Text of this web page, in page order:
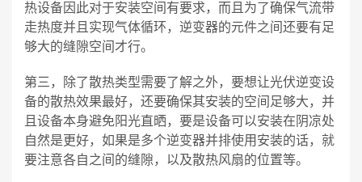
热设备因此对于安装空间有要求，而且为了确保气流带
走热度并且实现气体循环，逆变器的元件之间还要有足
够大的缝隙空间才行。
第三，除了散热类型需要了解之外，要想让光伏逆变设
备的散热效果最好，还要确保其安装的空间足够大，并
且设备本身避免阳光直晒，要是设备可以安装在阴凉处
自然是更好，如果是多个逆变器并排使用安装的话，就
要注意各自之间的缝隙，以及散热风扇的位置等。